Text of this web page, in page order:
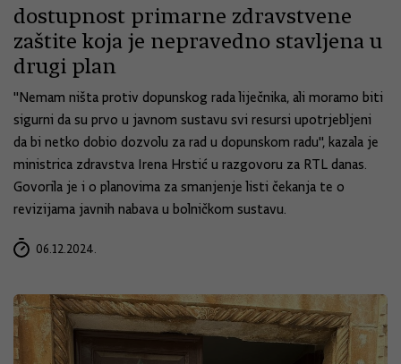
dostupnost primarne zdravstvene
zaštite koja je nepravedno stavljena u
drugi plan
"Nemam ništa protiv dopunskog rada liječnika, ali moramo biti
sigurni da su prvo u javnom sustavu svi resursi upotrjebljeni
da bi netko dobio dozvolu za rad u dopunskom radu", kazala je
ministrica zdravstva Irena Hrstić u razgovoru za RTL danas.
Govorila je i o planovima za smanjenje listi čekanja te o
revizijama javnih nabava u bolničkom sustavu.
06.12.2024.